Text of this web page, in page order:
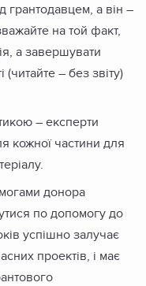
грантодавцем, а він –
на той факт,
а завершувати
(читайте – без звіту)
– експерти
кожної частини для
донора
по допомогу до
успішно залучає
проектів, і має